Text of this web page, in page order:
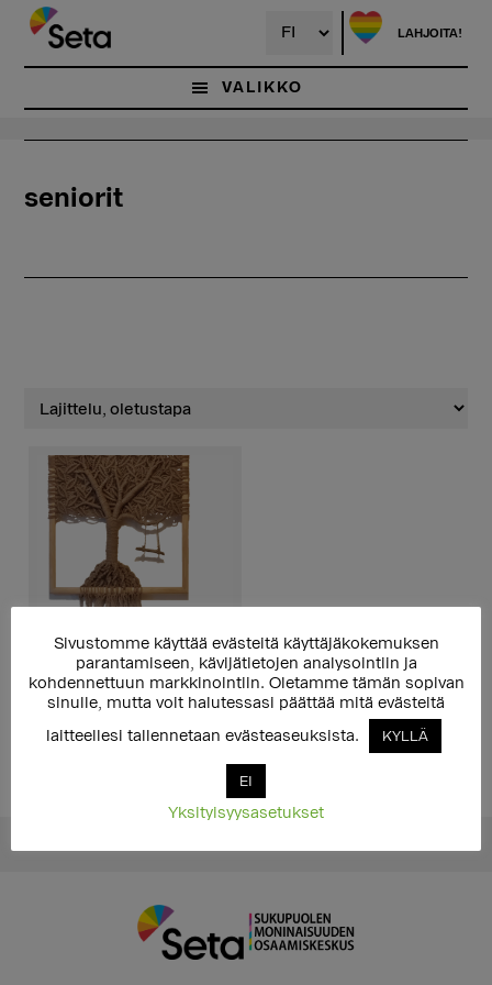
Hyppää
pääsisältöön
LAHJOITA!
VALIKKO
seniorit
Aineeton lahja 10 euroa
(Sateenkaariseniorit ry:n
10,00€
Sivustomme käyttää evästeitä käyttäjäkokemuksen
parantamiseen, kävijätietojen analysointiin ja
kohdennettuun markkinointiin. Oletamme tämän sopivan
sinulle, mutta voit halutessasi päättää mitä evästeitä
laitteellesi tallennetaan evästeaseuksista.
KYLLÄ
EI
Yksityisyysasetukset